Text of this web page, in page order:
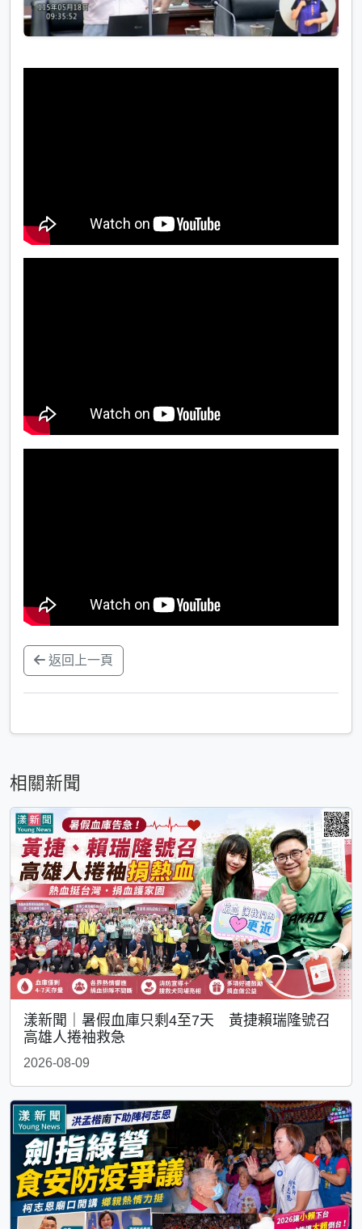
返回上一頁
相關新聞
漾新聞｜暑假血庫只剩4至7天 黃捷賴瑞隆號召
高雄人捲袖救急
2026-08-09